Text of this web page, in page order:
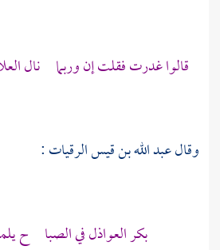
قالوا غدرت فقلت إن وربما نال
وقالعبد الله بن قيس الرقيات:
بكر العواذل في الصبا ح